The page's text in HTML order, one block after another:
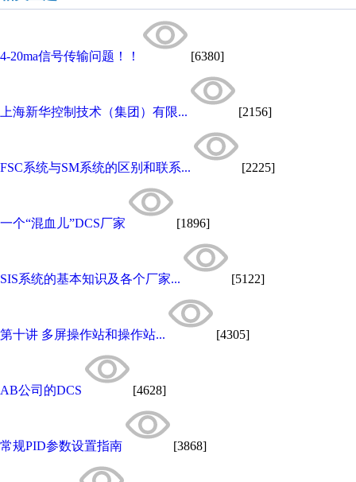
4-20ma信号传输问题！！ [6380]
上海新华控制技术（集团）有限... [2156]
FSC系统与SM系统的区别和联系... [2225]
一个“混血儿”DCS厂家 [1896]
SIS系统的基本知识及各个厂家... [5122]
第十讲 多屏操作站和操作站... [4305]
AB公司的DCS [4628]
常规PID参数设置指南 [3868]